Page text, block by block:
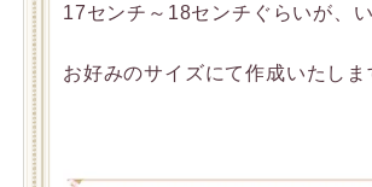
17センチ～18センチぐらいが、
お好みのサイズにて作成いたし